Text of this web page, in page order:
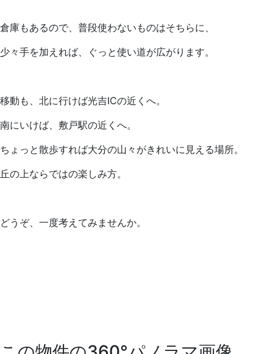
倉庫もあるので、普段使わないものはそちらに、
少々手を加えれば、ぐっと使い道が広がります。
移動も、北に行けば光吉ICの近くへ。
南にいけば、敷戸駅の近くへ。
ちょっと散歩すれば大分の山々がきれいに見える場所。
丘の上ならではの楽しみ方。
どうぞ、一度考えてみませんか。